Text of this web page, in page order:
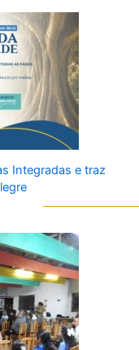
Integradas e traz